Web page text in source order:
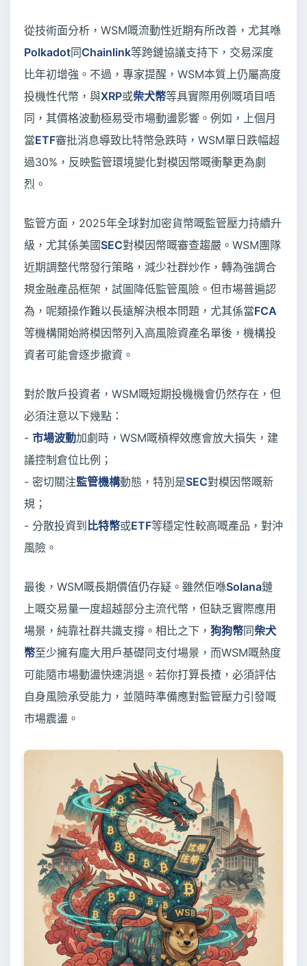
從技術面分析，WSM嘅流動性近期有所改善，尤其喺
Polkadot同Chainlink等跨鏈協議支持下，交易深度
比年初增強。不過，專家提醒，WSM本質上仍屬高度
投機性代幣，與XRP或柴犬幣等具實際用例嘅項目唔
同，其價格波動極易受市場動盪影響。例如，上個月
當ETF審批消息導致比特幣急跌時，WSM單日跌幅超
過30%，反映監管環境變化對模因幣嘅衝擊更為劇
烈。
監管方面，2025年全球對加密貨幣嘅監管壓力持續升
級，尤其係美國SEC對模因幣嘅審查趨嚴。WSM團隊
近期調整代幣發行策略，減少社群炒作，轉為強調合
規金融產品框架，試圖降低監管風險。但市場普遍認
為，呢類操作難以長遠解決根本問題，尤其係當FCA
等機構開始將模因幣列入高風險資產名單後，機構投
資者可能會逐步撤資。
對於散戶投資者，WSM嘅短期投機機會仍然存在，但
必須注意以下幾點：
- 市場波動加劇時，WSM嘅槓桿效應會放大損失，建
議控制倉位比例；
- 密切關注監管機構動態，特別是SEC對模因幣嘅新
規；
- 分散投資到 比特幣或ETF等穩定性較高嘅產品，對沖
風險。
最後，WSM嘅長期價值仍存疑。雖然佢喺Solana鏈
上嘅交易量一度超越部分主流代幣，但缺乏實際應用
場景，純靠社群共識支撐。相比之下， 狗狗幣同柴犬
幣至少擁有龐大用戶基礎同支付場景，而WSM嘅熱度
可能隨市場動盪快速消退。若你打算長揸，必須評估
自身風險承受能力，並隨時準備應對監管壓力引發嘅
市場震盪。